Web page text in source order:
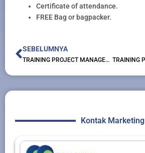
Certificate of attendance.
FREE Bag or bagpacker.
Prev
SEBELUMNYA
TRAINING PROJECT MANAGEMENT
Kontak Marketing